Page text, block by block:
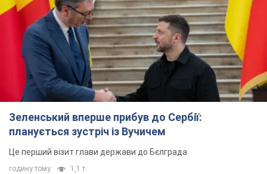
Зеленський вперше прибув до Сербії:
планується зустріч із Вучичем
Це перший візит глави держави до Бєлграда
годину тому 1,1 т.